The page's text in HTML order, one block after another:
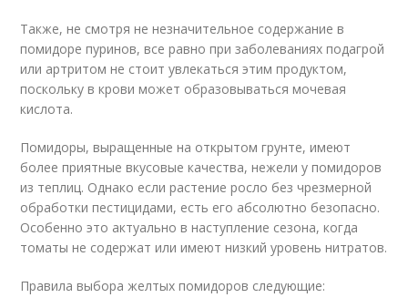
Также, не смотря не незначительное содержание в
помидоре пуринов, все равно при заболеваниях подагрой
или артритом не стоит увлекаться этим продуктом,
поскольку в крови может образовываться мочевая
кислота.
Помидоры, выращенные на открытом грунте, имеют
более приятные вкусовые качества, нежели у помидоров
из теплиц. Однако если растение росло без чрезмерной
обработки пестицидами, есть его абсолютно безопасно.
Особенно это актуально в наступление сезона, когда
томаты не содержат или имеют низкий уровень нитратов.
Правила выбора желтых помидоров следующие: